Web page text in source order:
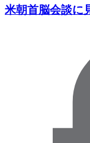
米朝首脳会談に